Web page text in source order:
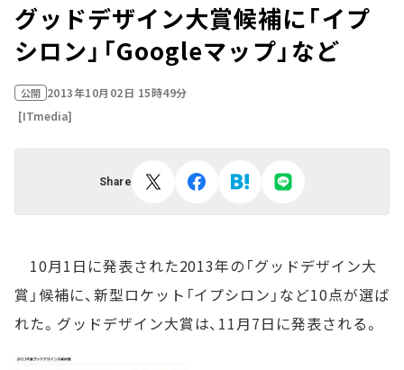
グッドデザイン大賞候補に「イプ
シロン」「Googleマップ」など
公開 2013年10月02日 15時49分
[ITmedia]
Share
10月1日に発表された2013年の「グッドデザイン大
賞」候補に、新型ロケット「イプシロン」など10点が選ば
れた。グッドデザイン大賞は、11月7日に発表される。